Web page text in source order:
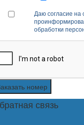
Даю согласие на
обработки
номер
связь